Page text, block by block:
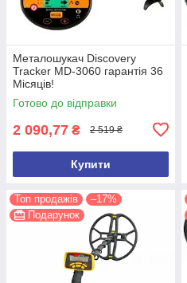
Металошукач Discovery
Tracker MD-3060 гарантія 36
Місяців!
Готово до відправки
2 090,77 ₴ 2 519 ₴
Купити
Топ продажів
–17%
Подарунок